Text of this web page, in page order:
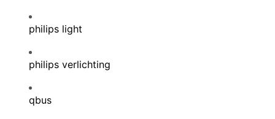
philips light
philips verlichting
qbus